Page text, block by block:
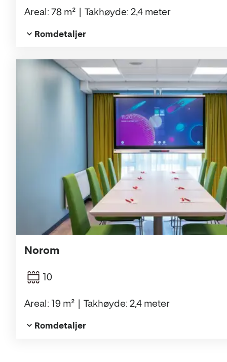
Areal: 78 m² Takhøyde: 2,4 meter
Romdetaljer
Norom
10
Areal: 19 m² Takhøyde: 2,4 meter
Romdetaljer